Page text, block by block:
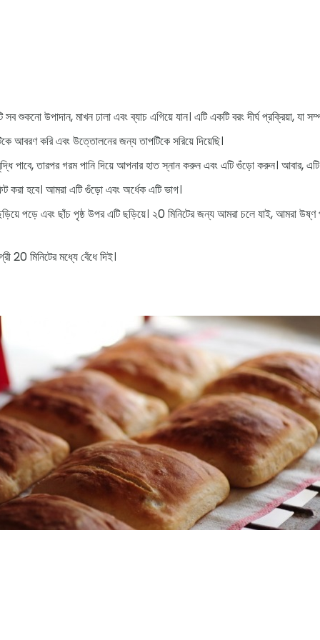
শুকনো উপাদান, মাখন ঢালা এবং ব্যাচ এগিয়ে যান। এটি একটি বরং দীর্ঘ প্রক্রিয়া, যা
আবরণ করি এবং উত্তোলনের জন্য তাপটিকে সরিয়ে দিয়েছি।
পাবে, তারপর গরম পানি দিয়ে আপনার হাত স্নান করুন এবং এটি গুঁড়ো করুন। আবার,
করা হবে। আমরা এটি গুঁড়ো এবং অর্ধেক এটি ভাগ।
পড়ে এবং ছাঁচ পৃষ্ঠ উপর এটি ছড়িয়ে। ২0 মিনিটের জন্য আমরা চলে যাই, আমরা উষ্ণ
20 মিনিটের মধ্যে বেঁধে দিই।